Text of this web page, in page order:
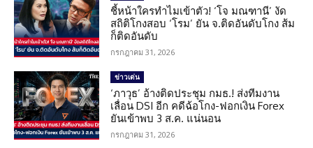
ชี้หน้าใครทำไมเข้าตัว! ‘โจ มณฑานี’ งัด
สถิติโกงสอบ ‘โรม’ ยัน จ.ติดอันดับโกง ส้ม
ก็ติดอันดับ
กรกฎาคม 31, 2026
ข่าวเด่น
‘ภาวุธ’ อ้างติดประชุม กมธ.! ส่งทีมงาน
เลื่อน DSI อีก คดีฉ้อโกง-ฟอกเงิน Forex
ยันเข้าพบ 3 ส.ค. แน่นอน
กรกฎาคม 31, 2026